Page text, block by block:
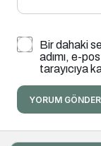
Bir dahaki
adımı, e-
tarayıcıya
YORUM GÖNDER